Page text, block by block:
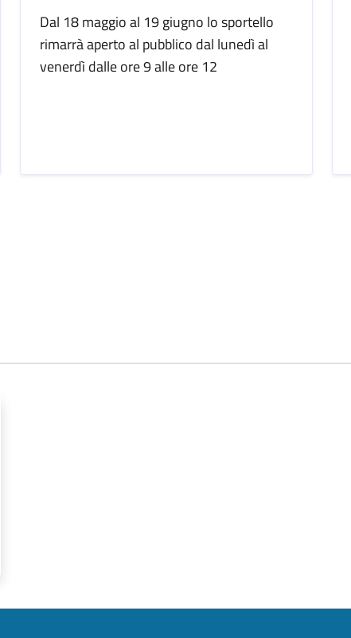
Dal 18 maggio al 19 giugno lo sportello
rimarrà aperto al pubblico dal lunedì al
venerdì dalle ore 9 alle ore 12